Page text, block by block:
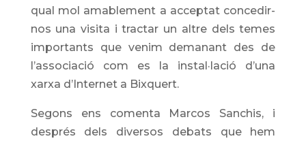
qual mol amablement a acceptat concedir-
nos una visita i tractar un altre dels temes
importants que venim demanant des de
l’associació com es la instal·lació d’una
xarxa d’Internet a Bixquert.
Segons ens comenta Marcos Sanchis, i
després dels diversos debats que hem